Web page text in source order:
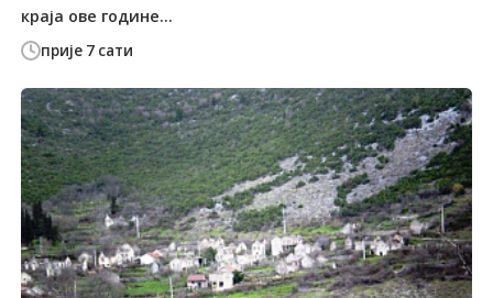
прије 7 сати
краја ове године...